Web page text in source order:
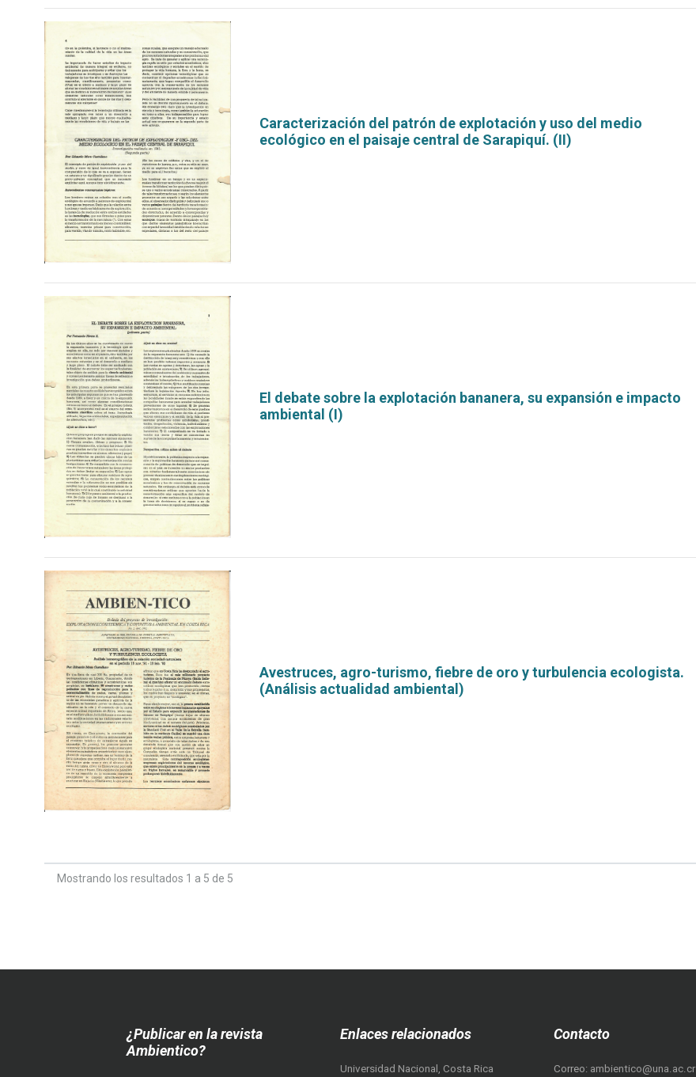
Caracterización del patrón de explotación y uso del medio
ecológico en el paisaje central de Sarapiquí. (II)
El debate sobre la explotación bananera, su expansión e impacto
ambiental (I)
Avestruces, agro-turismo, fiebre de oro y turbulencia ecologista.
(Análisis actualidad ambiental)
Mostrando los resultados 1 a 5 de 5
¿Publicar en la revista
Ambientico?
Enlaces relacionados
Universidad Nacional, Costa Rica
Contacto
Correo: ambientico@una.ac.cr